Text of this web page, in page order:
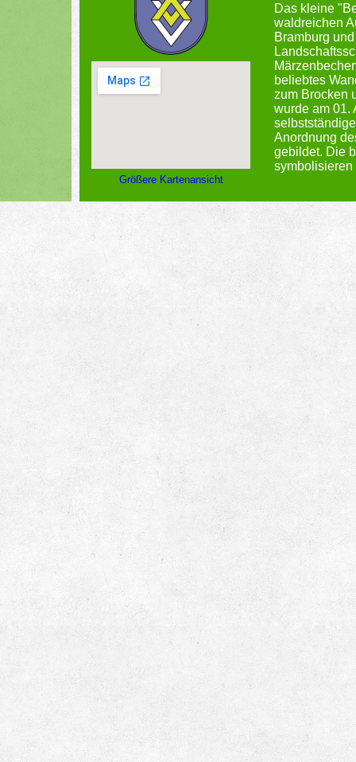
Größere Kartenansicht
Das kleine
waldreichen
Bramburg
beliebtes
zum Brocken
wurde am 01.
Anordnung
gebildet. Die